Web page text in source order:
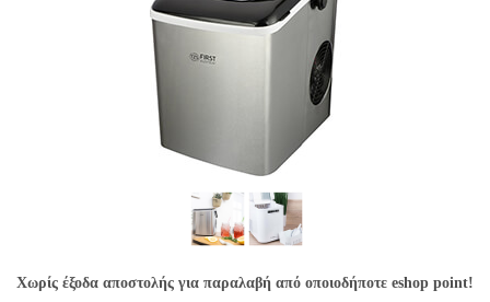
Χωρίς έξοδα αποστολής για παραλαβή από οποιοδήποτε eshop point!